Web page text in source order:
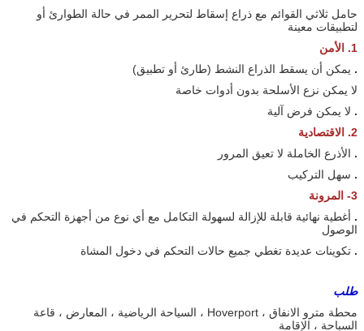
حامل ثلاثي القوائم مع ذراع إسقاط لتحرير الممر في حالة الطوارئ أو
لتطبيقات معينة
1. الأمن
. يمكن أن يسقط الذراع النشط (طارئ أو تطبيق)
لا يمكن نزع الأسلحة بدون أدوات خاصة
. لا يمكن فرض آلية
2. الاقتصادية
. الأذرع الخاملة لا تعيق المرور
. سهل التركيب
3- المرونة
. أغطية نهائية قابلة للإزالة لسهولة التكامل مع أي نوع من أجهزة التحكم في
الوصول
. تكوينات عديدة تغطي جميع حالات التحكم في دخول المشاة
طلب
محطة مترو الانفاق ، Hoverport ، السياحة الرياضية ، المعارض ، قاعة
السباحة ، الإقامة